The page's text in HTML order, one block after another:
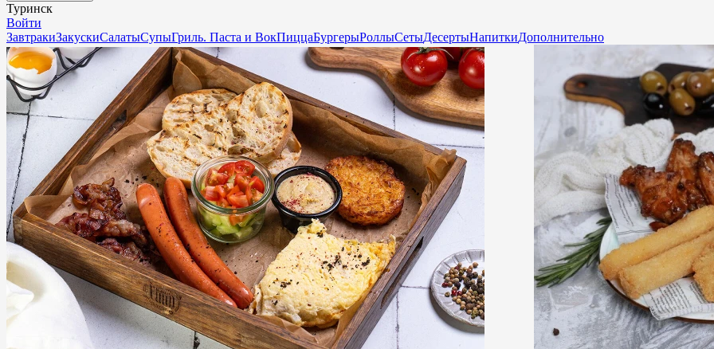
Туринск
Войти
ЗавтракиЗакускиСалатыСупыГриль. Паста и ВокПиццаБургерыРоллыСетыДесертыНапиткиДополнительно